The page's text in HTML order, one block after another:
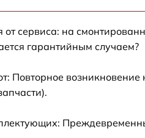
от сервиса: на
гарантийным случаем?
Повторное